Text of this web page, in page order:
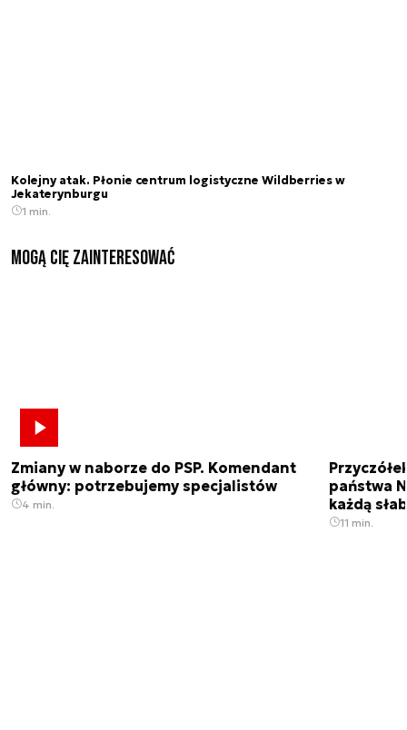
Kolejny atak. Płonie centrum logistyczne Wildberries w
Jekaterynburgu
1 min.
Mogą Cię zainteresować
Zmiany w naborze do PSP. Komendant
główny: potrzebujemy specjalistów
4 min.
państwa
każdą
11 min.